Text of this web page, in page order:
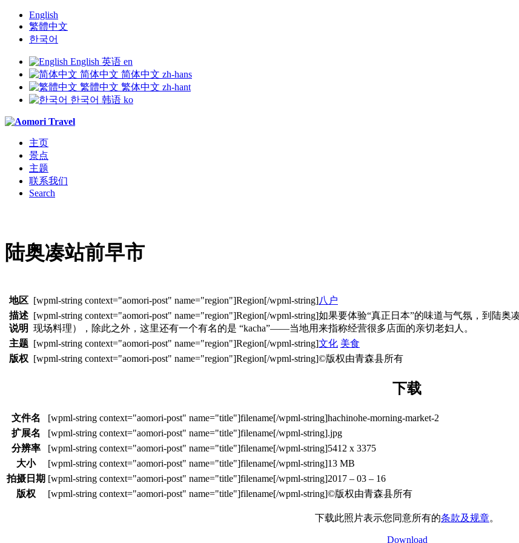
English
繁體中文
한국어
English 英语 en
简体中文 简体中文 zh-hans
繁體中文 繁体中文 zh-hant
한국어 韩语 ko
主页
景点
主题
联系我们
Search
陆奥凑站前早市
地区
八户
描述
说明
如果要体验“真正日本”的味道与气氛，到陆奥
现场料理），除此之外，这里还有一个有名的是 “kacha”——当地用来指称经营很多店面的亲切老妇人。
主题
文化 美食
版权
©版权由青森县所有
下载
文件名
hachinohe-morning-market-2
扩展名
.jpg
分辨率
5412 x 3375
大小
13 MB
拍摄日期
2017 – 03 – 16
版权
©版权由青森县所有
下载此照片表示您同意所有的条款及规章。
Download